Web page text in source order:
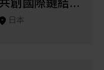
日本
工與服務